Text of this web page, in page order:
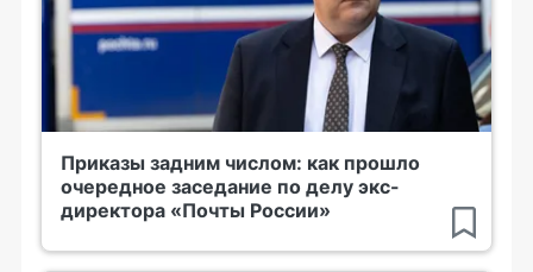
Приказы задним числом: как прошло
очередное заседание по делу экс-
директора «Почты России»